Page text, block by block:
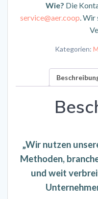
Wie? Die
service@aer.coop. Wir
Kategorien:
„Wir nutzen
Methoden,
und weit